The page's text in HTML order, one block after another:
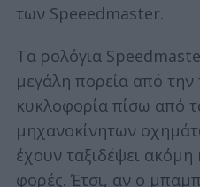
των Speeedmaster.
Τα ρολόγια
μεγάλη πορεία από
κυκλοφορία πίσω από
μηχανοκίνητων
έχουν ταξιδέψει ακόμη
φορές. Έτσι, αν ο